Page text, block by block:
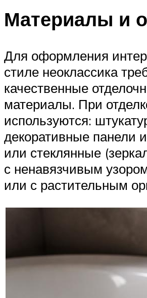
Материалы и
Для оформления
стиле неоклассика
качественные
материалы. При
используются:
декоративные панели
или стеклянные
с ненавязчивым
или с растительным